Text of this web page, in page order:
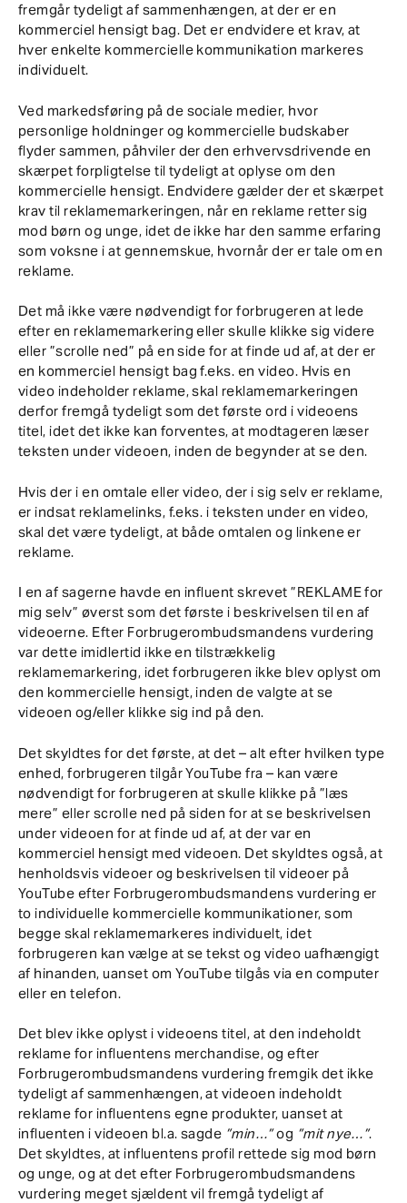
fremgår tydeligt af sammenhængen, at der er en
kommerciel hensigt bag. Det er endvidere et krav, at
hver enkelte kommercielle kommunikation markeres
individuelt.
Ved markedsføring på de sociale medier, hvor
personlige holdninger og kommercielle budskaber
flyder sammen, påhviler der den erhvervsdrivende en
skærpet forpligtelse til tydeligt at oplyse om den
kommercielle hensigt. Endvidere gælder der et skærpet
krav til reklamemarkeringen, når en reklame retter sig
mod børn og unge, idet de ikke har den samme erfaring
som voksne i at gennemskue, hvornår der er tale om en
reklame.
Det må ikke være nødvendigt for forbrugeren at lede
efter en reklamemarkering eller skulle klikke sig videre
eller ”scrolle ned” på en side for at finde ud af, at der er
en kommerciel hensigt bag f.eks. en video. Hvis en
video indeholder reklame, skal reklamemarkeringen
derfor fremgå tydeligt som det første ord i videoens
titel, idet det ikke kan forventes, at modtageren læser
teksten under videoen, inden de begynder at se den.
Hvis der i en omtale eller video, der i sig selv er reklame,
er indsat reklamelinks, f.eks. i teksten under en video,
skal det være tydeligt, at både omtalen og linkene er
reklame.
I en af sagerne havde en influent skrevet ”REKLAME for
mig selv” øverst som det første i beskrivelsen til en af
videoerne. Efter Forbrugerombudsmandens vurdering
var dette imidlertid ikke en tilstrækkelig
reklamemarkering, idet forbrugeren ikke blev oplyst om
den kommercielle hensigt, inden de valgte at se
videoen og/eller klikke sig ind på den.
Det skyldtes for det første, at det – alt efter hvilken type
enhed, forbrugeren tilgår YouTube fra – kan være
nødvendigt for forbrugeren at skulle klikke på ”læs
mere” eller scrolle ned på siden for at se beskrivelsen
under videoen for at finde ud af, at der var en
kommerciel hensigt med videoen. Det skyldtes også, at
henholdsvis videoer og beskrivelsen til videoer på
YouTube efter Forbrugerombudsmandens vurdering er
to individuelle kommercielle kommunikationer, som
begge skal reklamemarkeres individuelt, idet
forbrugeren kan vælge at se tekst og video uafhængigt
af hinanden, uanset om YouTube tilgås via en computer
eller en telefon.
Det blev ikke oplyst i videoens titel, at den indeholdt
reklame for influentens merchandise, og efter
Forbrugerombudsmandens vurdering fremgik det ikke
tydeligt af sammenhængen, at videoen indeholdt
reklame for influentens egne produkter, uanset at
influenten i videoen bl.a. sagde ”min…”og ”mit nye…”.
Det skyldtes, at influentens profil rettede sig mod børn
og unge, og at det efter Forbrugerombudsmandens
vurdering meget sjældent vil fremgå tydeligt af